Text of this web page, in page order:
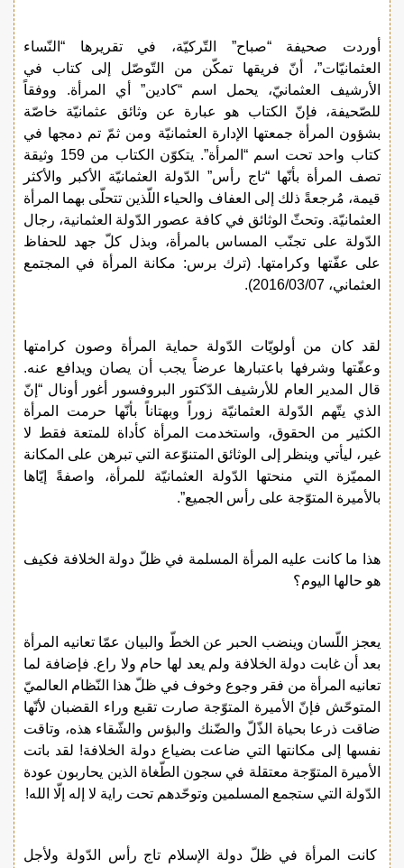
أوردت صحيفة “صباح” التّركيّة، في تقريرها “النّساء
العثمانيّات”، أنّ فريقها تمكّن من التّوصّل إلى كتاب في
الأرشيف العثمانيّ، يحمل اسم “كادين” أي المرأة. ووفقاً
للصّحيفة، فإنّ الكتاب هو عبارة عن وثائق عثمانيّة خاصّة
بشؤون المرأة جمعتها الإدارة العثمانيّة ومن ثمّ تم دمجها في
كتاب واحد تحت اسم “المرأة”. يتكوّن الكتاب من 159 وثيقة
تصف المرأة بأنّها “تاج رأس” الدّولة العثمانيّة الأكبر والأكثر
قيمة، مُرجعةً ذلك إلى العفاف والحياء اللّذين تتحلّى بهما المرأة
العثمانيّة. وتحثّ الوثائق في كافة عصور الدّولة العثمانية، رجال
الدّولة على تجنّب المساس بالمرأة، وبذل كلّ جهد للحفاظ
على عفّتها وكرامتها. (ترك برس: مكانة المرأة في المجتمع
العثماني، 2016/03/07).
لقد كان من أولويّات الدّولة حماية المرأة وصون كرامتها
وعفّتها وشرفها باعتبارها عرضاً يجب أن يصان ويدافع عنه.
قال المدير العام للأرشيف الدّكتور البروفسور أغور أونال “إنّ
الذي يتّهم الدّولة العثمانيّة زوراً وبهتاناً بأنّها حرمت المرأة
الكثير من الحقوق، واستخدمت المرأة كأداة للمتعة فقط لا
غير، ليأتي وينظر إلى الوثائق المتنوّعة التي تبرهن على المكانة
المميّزة التي منحتها الدّولة العثمانيّة للمرأة، واصفةً إيّاها
بالأميرة المتوّجة على رأس الجميع”.
هذا ما كانت عليه المرأة المسلمة في ظلّ دولة الخلافة فكيف
هو حالها اليوم؟
يعجز اللّسان وينضب الحبر عن الخطّ والبيان عمّا تعانيه المرأة
بعد أن غابت دولة الخلافة ولم يعد لها حام ولا راع. فإضافة لما
تعانيه المرأة من فقر وجوع وخوف في ظلّ هذا النّظام العالميّ
المتوحّش فإنّ الأميرة المتوّجة صارت تقبع وراء القضبان لأنّها
ضاقت ذرعا بحياة الذّلّ والضّنك والبؤس والشّقاء هذه، وتاقت
نفسها إلى مكانتها التي ضاعت بضياع دولة الخلافة! لقد باتت
الأميرة المتوّجة معتقلة في سجون الطّغاة الذين يحاربون عودة
الدّولة التي ستجمع المسلمين وتوحّدهم تحت راية لا إله إلّا الله!
كانت المرأة في ظلّ دولة الإسلام تاج رأس الدّولة ولأجل